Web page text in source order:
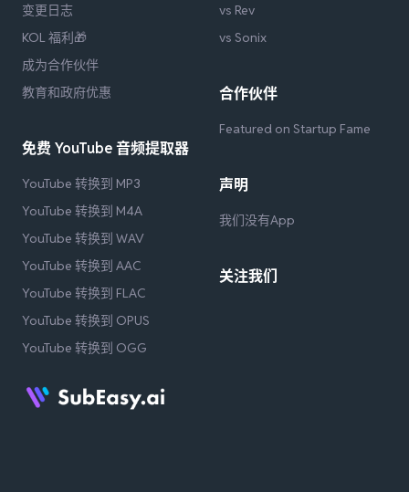
变更日志
KOL 福利🎁
成为合作伙伴
教育和政府优惠
免费 YouTube 音频提取器
YouTube 转换到 MP3
YouTube 转换到 M4A
YouTube 转换到 WAV
YouTube 转换到 AAC
YouTube 转换到 FLAC
YouTube 转换到 OPUS
YouTube 转换到 OGG
vs Rev
vs Sonix
合作伙伴
Featured on Startup Fame
声明
我们没有App
关注我们